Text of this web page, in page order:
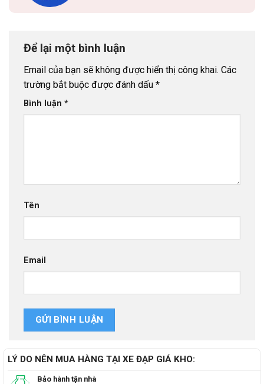
Để lại một bình luận
Email của bạn sẽ không được hiển thị công khai. Các
trường bắt buộc được đánh dấu *
Bình luận *
Tên
Email
LÝ DO NÊN MUA HÀNG TẠI XE ĐẠP GIÁ KHO:
Bảo hành tận nhà